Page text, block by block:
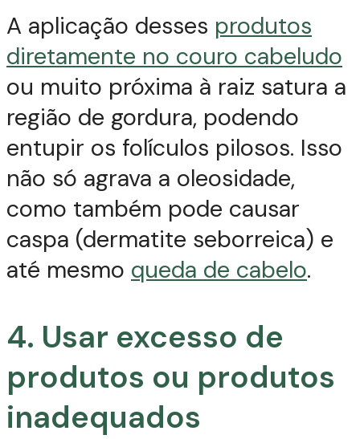
A aplicação desses produtos
diretamente no couro cabeludo
ou muito próxima à raiz satura a
região de gordura, podendo
entupir os folículos pilosos. Isso
não só agrava a oleosidade,
como também pode causar
caspa (dermatite seborreica) e
até mesmo queda de cabelo.
4. Usar excesso de
produtos ou produtos
inadequados